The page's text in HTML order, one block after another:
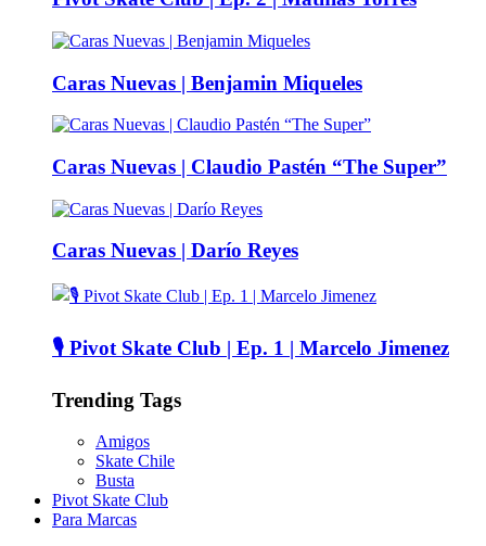
Caras Nuevas | Benjamin Miqueles
Caras Nuevas | Claudio Pastén “The Super”
Caras Nuevas | Darío Reyes
🎙️ Pivot Skate Club | Ep. 1 | Marcelo Jimenez
Trending Tags
Amigos
Skate Chile
Busta
Pivot Skate Club
Para Marcas